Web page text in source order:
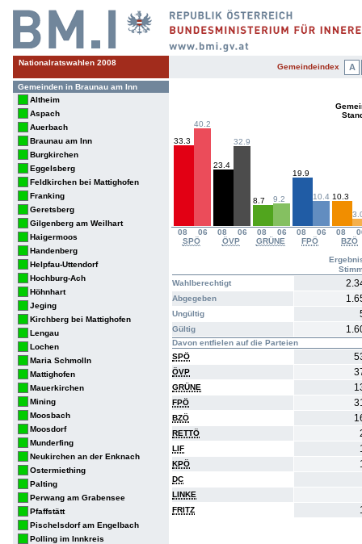
Nationalratswahlen 2008 Gemeindeindex A
Gemeinden in Braunau am Inn
Altheim
Aspach
Auerbach
Braunau am Inn
Burgkirchen
Eggelsberg
Feldkirchen bei Mattighofen
Franking
Geretsberg
Gilgenberg am Weilhart
Haigermoos
Handenberg
Helpfau-Uttendorf
Hochburg-Ach
Höhnhart
Jeging
Kirchberg bei Mattighofen
Lengau
Lochen
Maria Schmolln
Mattighofen
Mauerkirchen
Mining
Moosbach
Moosdorf
Munderfing
Neukirchen an der Enknach
Ostermiething
Palting
Perwang am Grabensee
Pfaffstätt
Pischelsdorf am Engelbach
Polling im Innkreis
08 06 08 06 08 06 08 06 08
SPÖ
ÖVP GRÜNE FPÖ BZÖ
33.3
40.2
23.4
32.9
8.7 9.2
19.9
10.4 10.3
Wahlberechtigt
Abgegeben
Ungültig
Gültig
Davon entfielen auf die Parteien
SPÖ
ÖVP
GRÜNE
FPÖ
BZÖ
RETTÖ
LIF
KPÖ
DC
LINKE
FRITZ